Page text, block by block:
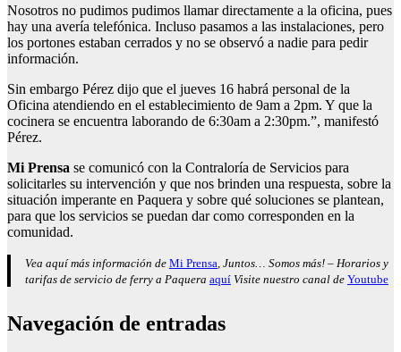
Nosotros no pudimos pudimos llamar directamente a la oficina, pues
hay una avería telefónica. Incluso pasamos a las instalaciones, pero
los portones estaban cerrados y no se observó a nadie para pedir
información.
Sin embargo Pérez dijo que el jueves 16 habrá personal de la
Oficina atendiendo en el establecimiento de 9am a 2pm. Y que la
cocinera se encuentra laborando de 6:30am a 2:30pm.”, manifestó
Pérez.
Mi Prensa se comunicó con la Contraloría de Servicios para
solicitarles su intervención y que nos brinden una respuesta, sobre la
situación imperante en Paquera y sobre qué soluciones se plantean,
para que los servicios se puedan dar como corresponden en la
comunidad.
Vea aquí más información de Mi Prensa, Juntos… Somos más! – Horarios y
tarifas de servicio de ferry a Paquera aquí Visite nuestro canal de Youtube
Navegación de entradas